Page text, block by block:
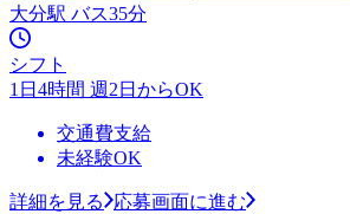
大分駅 バス35分
シフト
1日4時間 週2日からOK
交通費支給
未経験OK
詳細を見る
応募画面に進む